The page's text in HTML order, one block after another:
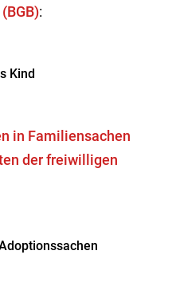
:
Kind
in Familiensachen
der freiwilligen